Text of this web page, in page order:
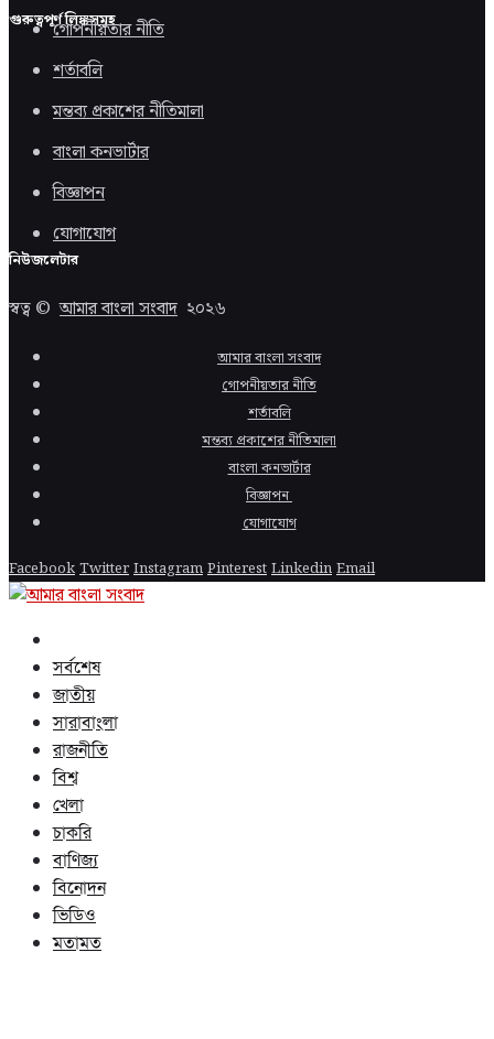
গুরুত্বপূর্ণ লিঙ্কসমূহ
গোপনীয়তার নীতি
শর্তাবলি
মন্তব্য প্রকাশের নীতিমালা
বাংলা কনভার্টার
বিজ্ঞাপন
যোগাযোগ
নিউজলেটার
স্বত্ব ©আমার বাংলা সংবাদ ২০২৬
আমার বাংলা সংবাদ
গোপনীয়তার নীতি
শর্তাবলি
মন্তব্য প্রকাশের নীতিমালা
বাংলা কনভার্টার
বিজ্ঞাপন
যোগাযোগ
FacebookTwitterInstagramPinterestLinkedinEmail
সর্বশেষ
জাতীয়
সারাবাংলা
রাজনীতি
বিশ্ব
খেলা
চাকরি
বাণিজ্য
বিনোদন
ভিডিও
মতামত